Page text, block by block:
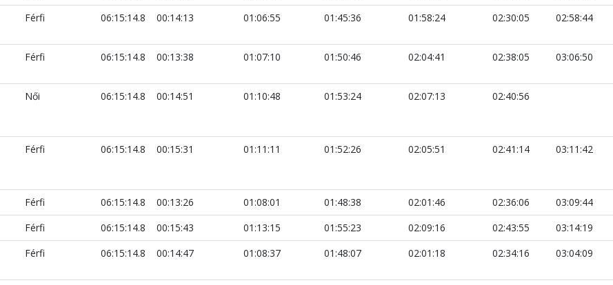
Férfi 06:15:14.8 00:14:13 01:06:55 01:45:36 01:58:24 02:30:05 02:58:44
Férfi 06:15:14.8 00:13:38 01:07:10 01:50:46 02:04:41 02:38:05 03:06:50
Női 06:15:14.8 00:14:51 01:10:48 01:53:24 02:07:13 02:40:56
Férfi 06:15:14.8 00:15:31 01:11:11 01:52:26 02:05:51 02:41:14 03:11:42
Férfi 06:15:14.8 00:13:26 01:08:01 01:48:38 02:01:46 02:36:06
03:09:44
Férfi 06:15:14.8 00:15:43 01:13:15 01:55:23 02:09:16 02:43:55
03:14:19
Férfi 06:15:14.8 00:14:47 01:08:37 01:48:07 02:01:18 02:34:16 03:04:09